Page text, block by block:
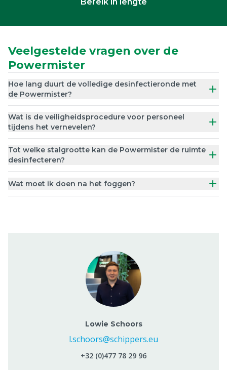
Veelgestelde vragen over de
Powermister
Hoe lang duurt de volledige desinfectieronde met
de Powermister?
Wat is de veiligheidsprocedure voor personeel
tijdens het vernevelen?
Tot welke stalgrootte kan de Powermister de ruimte
desinfecteren?
Wat moet ik doen na het foggen?
Lowie Schoors
l.schoors@schippers.eu
+32 (0)477 78 29 96